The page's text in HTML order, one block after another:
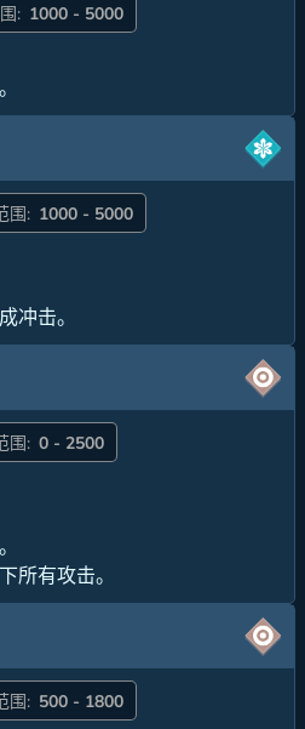
: 1000 - 5000
围: 1000 - 5000
冲击。
围: 0 - 2500
所有攻击。
围: 500 - 1800